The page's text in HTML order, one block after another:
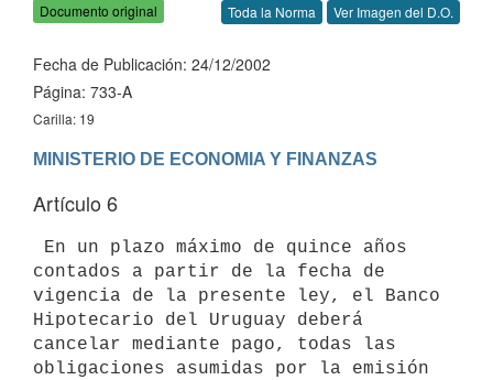
Documento original Toda la Norma Ver Imagen del D.O.
Fecha de Publicación: 24/12/2002
Página: 733-A
Carilla: 19
MINISTERIO DE ECONOMIA Y FINANZAS
Artículo 6
contados a partir de la fecha de
vigencia de la presente ley, el Banco
Hipotecario del Uruguay deberá
cancelar mediante pago, todas las
obligaciones asumidas por la emisión